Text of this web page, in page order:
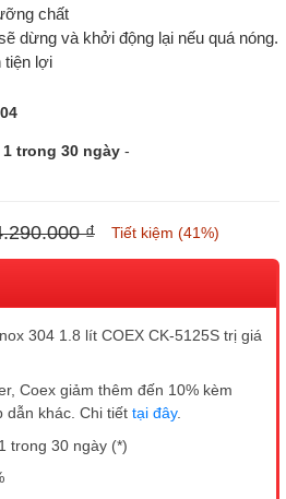
chất
dừng và khởi động lại nếu quá nóng.
tiện lợi
trong 30 ngày -
₫ Tiết kiệm (41%)
304 1.8 lít COEX CK-5125S trị giá
Coex giảm thêm đến 10% kèm
dẫn khác. Chi tiết tại đây.
trong 30 ngày (*)